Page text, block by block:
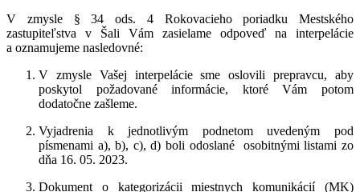
V zmysle § 34 ods. 4 Rokovacieho poriadku Mestského
zastupiteľstva v Šali Vám zasielame odpoveď na interpelácie
a oznamujeme nasledovné:
V zmysle Vašej interpelácie sme oslovili prepravcu, aby
poskytol požadované informácie, ktoré Vám potom
dodatočne zašleme.
Vyjadrenia k jednotlivým podnetom uvedeným pod
písmenami a), b), c), d) boli odoslané osobitnými listami zo
dňa 16. 05. 2023.
Dokument o kategorizácii miestnych komunikácií (MK)